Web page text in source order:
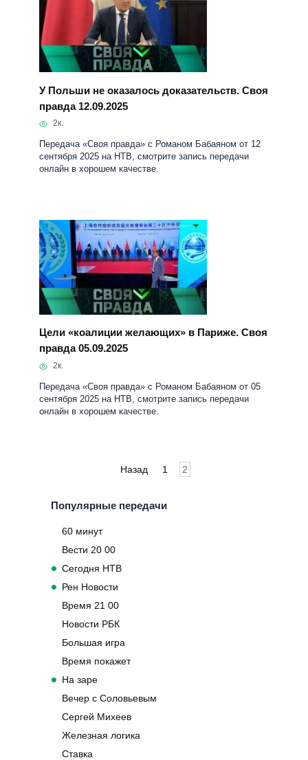
У Польши не оказалось доказательств. Своя
правда 12.09.2025
2к.
Передача «Своя правда» с Романом Бабаяном от 12
сентября 2025 на НТВ, смотрите запись передачи
онлайн в хорошем качестве.
Цели «коалиции желающих» в Париже. Своя
правда 05.09.2025
2к.
Передача «Своя правда» с Романом Бабаяном от 05
сентября 2025 на НТВ, смотрите запись передачи
онлайн в хорошем качестве.
Назад 1 2
Популярные передачи
60 минут
Вести 20 00
Сегодня НТВ
Рен Новости
Время 21 00
Новости РБК
Большая игра
Время покажет
На заре
Вечер с Соловьевым
Сергей Михеев
Железная логика
Ставка